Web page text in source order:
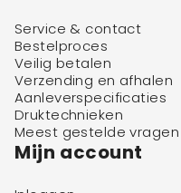
Service & contact
Bestelproces
Veilig betalen
Verzending en afhalen
Aanleverspecificaties
Druktechnieken
Meest gestelde vragen
Mijn account